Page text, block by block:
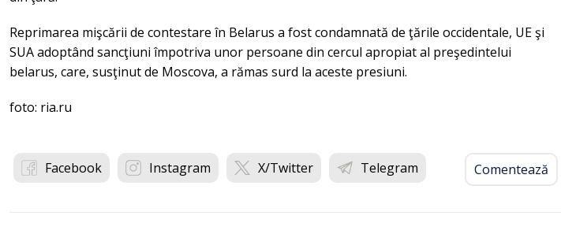
Reprimarea mişcării de contestare în Belarus a fost condamnată de ţările occidentale, UE şi
SUA adoptând sancţiuni împotriva unor persoane din cercul apropiat al preşedintelui
belarus, care, susţinut de Moscova, a rămas surd la aceste presiuni.
foto: ria.ru
Facebook Instagram X/Twitter Telegram Comentează